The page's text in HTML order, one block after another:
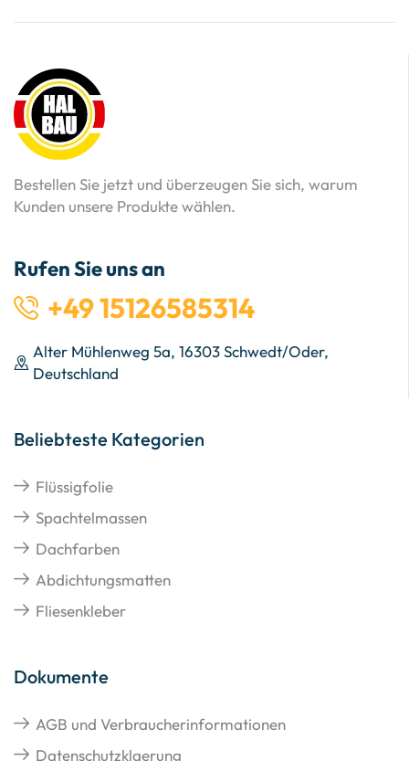
Bestellen Sie jetzt und überzeugen Sie sich, warum
Kunden unsere Produkte wählen.
Rufen Sie uns an
+49 15126585314
Alter Mühlenweg 5a, 16303 Schwedt/Oder,
Deutschland
Beliebteste Kategorien
Flüssigfolie
Spachtelmassen
Dachfarben
Abdichtungsmatten
Fliesenkleber
Dokumente
AGB und Verbraucherinformationen
Datenschutzklaerung